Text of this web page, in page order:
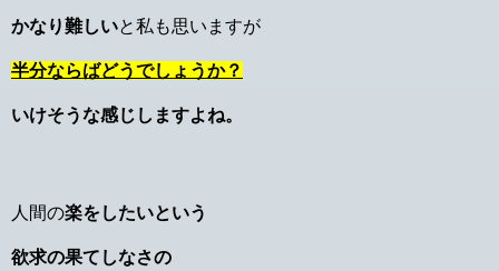
かなり難しいと私も思いますが
半分ならばどうでしょうか？
いけそうな感じしますよね。
人間の楽をしたいという
欲求の果てしなさの